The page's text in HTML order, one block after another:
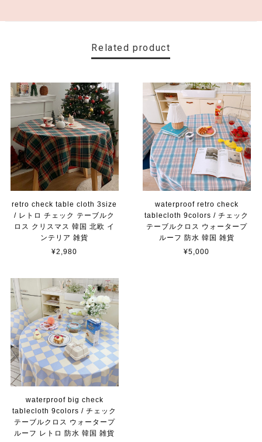
Related product
retro check table cloth 3size
/ レトロ チェック テーブルク
ロス クリスマス 韓国 北欧 イ
ンテリア 雑貨
¥2,980
waterproof retro check
tablecloth 9colors / チェック
テーブルクロス ウォータープ
ルーフ 防水 韓国 雑貨
¥5,000
waterproof big check
tablecloth 9colors / チェック
テーブルクロス ウォータープ
ルーフ レトロ 防水 韓国 雑貨